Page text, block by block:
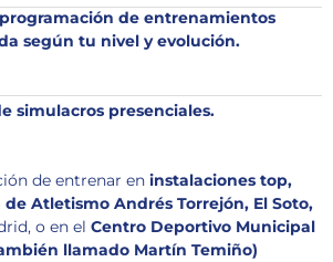
de entrenamientos
según tu nivel y evolución.
simulacros presenciales.
de entrenar eninstalaciones top,
de Atletismo Andrés Torrejón, El Soto,
o en elCentro Deportivo Municipal
llamado Martín Temiño)